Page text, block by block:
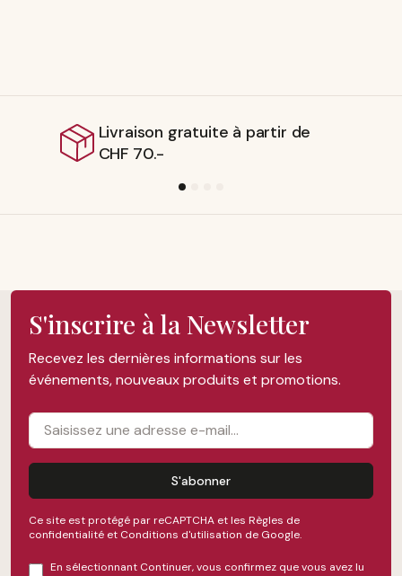
gratuite à partir de
S'inscrire à la Newsletter
Recevez les dernières informations sur les
événements, nouveaux produits et promotions.
S'abonner
Ce site est protégé par reCAPTCHA et les Règles de
confidentialité et Conditions d'utilisation de Google.
En sélectionnant Continuer, vous confirmez que vous avez lu